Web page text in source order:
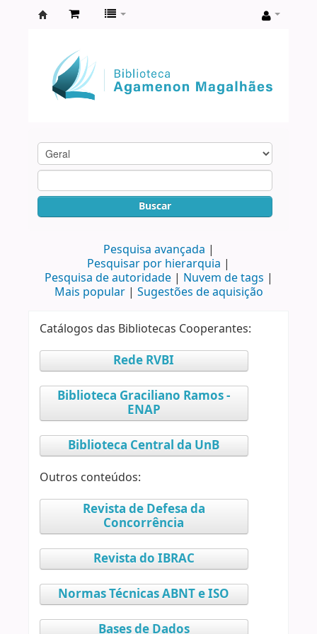
Agamenon
Magalhães
Buscar
Pesquisa avançada
Pesquisar por hierarquia
Pesquisa de autoridade
Nuvem de tags
Mais popular
Sugestões de aquisição
Catálogos das Bibliotecas Cooperantes:
Rede RVBI
Biblioteca Graciliano Ramos -
ENAP
Biblioteca Central da UnB
Outros conteúdos:
Revista de Defesa da
Concorrência
Revista do IBRAC
Normas Técnicas ABNT e ISO
Bases de Dados